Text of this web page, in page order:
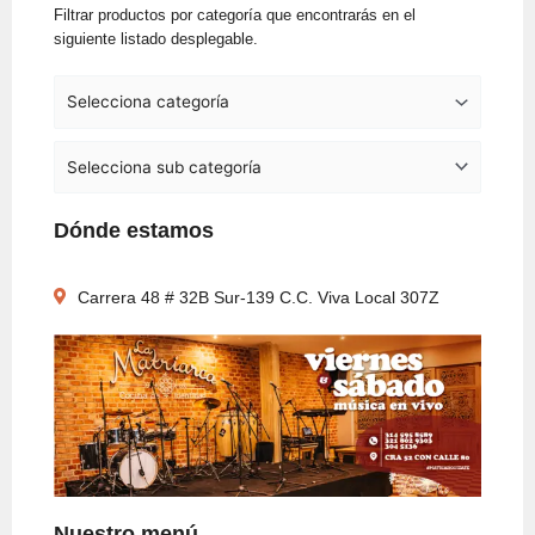
Filtrar productos por categoría que encontrarás en el
siguiente listado desplegable.
Dónde estamos
Carrera 48 # 32B Sur-139 C.C. Viva Local 307Z